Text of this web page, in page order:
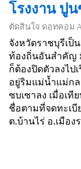
โรงงาน ปู
ตัดสินใจ ดอทคอม
จังหวัดราชบุรีเ
ท้องถิ่นอันสำคัญ
ก็ต้องปิดตัวลงไป
อยู่ริมแม่น้ำแม่ก
ซบเซาลง เมื่อเ
ชื่อตามที่จดทะเบี
ต.บ้านไร่ อ.เมือง